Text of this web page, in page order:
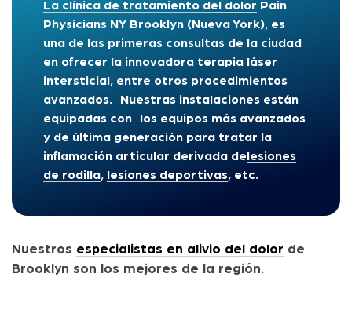
La clínica de tratamiento del dolor Pain
Physicians NY Brooklyn (Nueva York), es
una de las primeras consultas de la ciudad
en ofrecer la innovadora terapia láser
intersticial, entre otros procedimientos
avanzados. Nuestras instalaciones están
equipadas con los equipos más avanzados
y de última generación para tratar la
inflamación articular derivada delesiones
de rodilla, lesiones deportivas, etc.
Nuestros especialistas en alivio del dolor de
Brooklyn son los mejores de la región.